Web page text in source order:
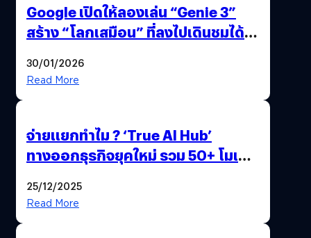
Google เปิดให้ลองเล่น “Genie 3”
สร้าง “โลกเสมือน” ที่ลงไปเดินชมได้
30/01/2026
Read More
จ่ายแยกทำไม ? ‘True AI Hub’
ทางออกธุรกิจยุคใหม่ รวม 50+ โมเดล
25/12/2025
Read More